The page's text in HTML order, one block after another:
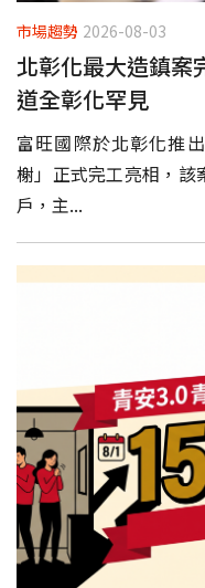
市場趨勢 2026-08-03
北彰化最大造鎮案
道全彰化罕見
富旺國際於北彰化推
榭」正式完工亮相，該
戶，主...